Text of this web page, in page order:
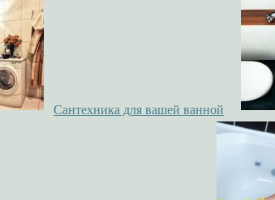
Сантехника для вашей ванной